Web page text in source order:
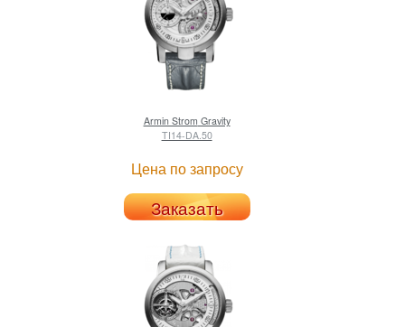
Armin Strom Gravity
TI14-DA.50
Цена по запросу
Заказать